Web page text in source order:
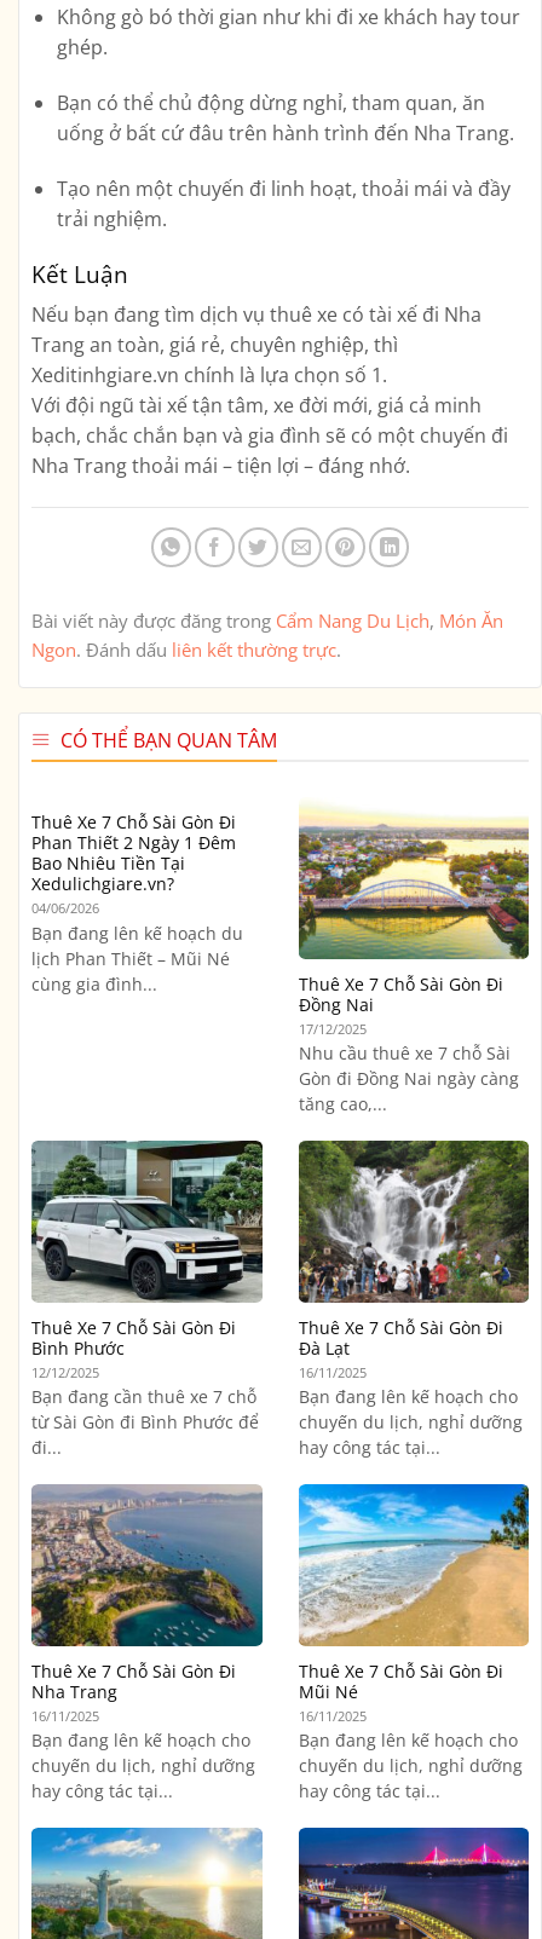
Không gò bó thời gian như khi đi xe khách hay tour
ghép.
Bạn có thể chủ động dừng nghỉ, tham quan, ăn
uốngở bất cứ đâu trên hành trình đến Nha Trang.
Tạo nên một chuyến đi linh hoạt, thoải mái và đầy
trải nghiệm.
Kết Luận
Nếu bạn đang tìm dịch vụ thuê xe có tài xế đi Nha
Trang an toàn, giá rẻ, chuyên nghiệp, thì
Xeditinhgiare.vn chính là lựa chọn số 1.
Với đội ngũ tài xế tận tâm, xe đời mới, giá cả minh
bạch, chắc chắn bạn và gia đình sẽ có một chuyến đi
Nha Trangthoải mái – tiện lợi – đáng nhớ.
Bài viết này được đăng trong Cẩm Nang Du Lịch, Món Ăn
Ngon. Đánh dấu liên kết thường trực.
CÓ THỂ BẠN QUAN TÂM
Thuê Xe 7 Chỗ Sài Gòn Đi
Phan Thiết 2 Ngày 1 Đêm
Bao Nhiêu Tiền Tại
Xedulichgiare.vn?
04/06/2026
Bạn đang lên kế hoạch du
lịch Phan Thiết – Mũi Né
cùng gia đình...
Thuê Xe 7 Chỗ Sài Gòn Đi
Đồng Nai
17/12/2025
Nhu cầu thuê xe 7 chỗ Sài
Gòn đi Đồng Nai ngày càng
tăng cao,...
Thuê Xe 7 Chỗ Sài Gòn Đi
Bình Phước
12/12/2025
Bạn đang cần thuê xe 7 chỗ
từ Sài Gòn đi Bình Phước để
đi...
Thuê Xe 7 Chỗ Sài Gòn Đi
Đà Lạt
16/11/2025
Bạn đang lên kế hoạch cho
chuyến du lịch, nghỉ dưỡng
hay công tác tại...
Thuê Xe 7 Chỗ Sài Gòn Đi
Nha Trang
16/11/2025
Bạn đang lên kế hoạch cho
chuyến du lịch, nghỉ dưỡng
hay công tác tại...
Thuê Xe 7 Chỗ Sài Gòn Đi
Mũi Né
16/11/2025
Bạn đang lên kế hoạch cho
chuyến du lịch, nghỉ dưỡng
hay công tác tại...